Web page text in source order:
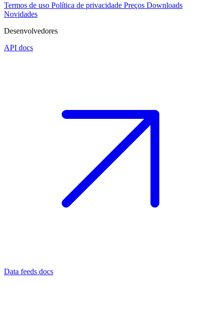
Termos de uso Política de privacidade Preços Downloads
Novidades
Desenvolvedores
API docs
Data feeds docs